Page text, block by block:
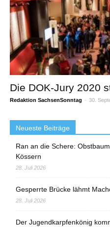
Die DOK-Jury 2020
Redaktion SachsenSonntag - 30.
Neueste Beiträge
Ran an die Schere:
Kössern
28. Juli 2026
Gesperrte Brücke lähmt
28. Juli 2026
Der Jugendkarpfenkönig